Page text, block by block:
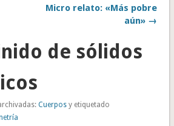
Micro relato: «Más pobre
aún» →
de sólidos
Cuerposy etiquetado